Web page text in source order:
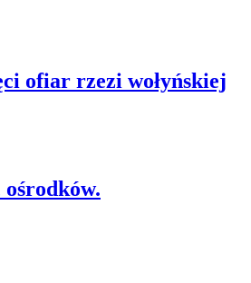
ofiar rzezi wołyńskiej